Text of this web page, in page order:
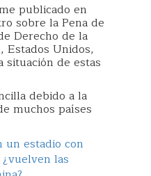
publicado en
sobre la Pena de
Derecho de la
Estados Unidos,
situación de estas
debido a la
muchos países
un estadio con
las